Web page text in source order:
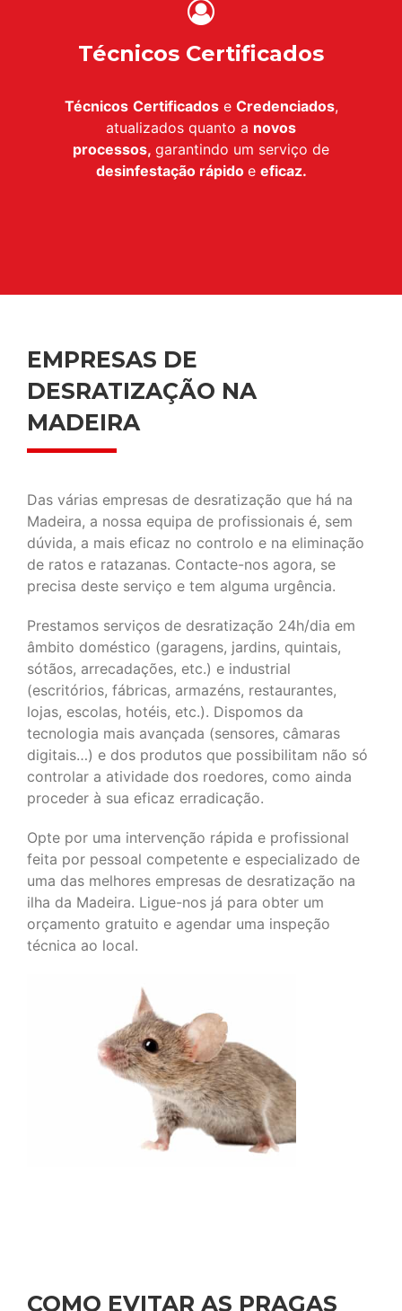
Técnicos Certificados
Técnicos Certificadose Credenciados,
atualizados quanto a novos
processos, garantindo um serviço de
desinfestaçãorápido e eficaz.
EMPRESAS DE
DESRATIZAÇÃO NA
MADEIRA
Das várias empresas de desratização que há na
Madeira, a nossa equipa de profissionais é, sem
dúvida, a mais eficaz no controlo e na eliminação
de ratos e ratazanas. Contacte-nos agora, se
precisa deste serviço e tem alguma urgência.
Prestamos serviços de desratização 24h/dia em
âmbito doméstico (garagens, jardins, quintais,
sótãos, arrecadações, etc.) e industrial
(escritórios, fábricas, armazéns, restaurantes,
lojas, escolas, hotéis, etc.). Dispomos da
tecnologia mais avançada (sensores, câmaras
digitais…) e dos produtos que possibilitam não só
controlar a atividade dos roedores, como ainda
proceder à sua eficaz erradicação.
Opte por uma intervenção rápida e profissional
feita por pessoal competente e especializado de
uma das melhores empresas de desratização na
ilha da Madeira. Ligue-nos já para obter um
orçamento gratuito e agendar uma inspeção
técnica ao local.
COMO EVITAR AS PRAGAS